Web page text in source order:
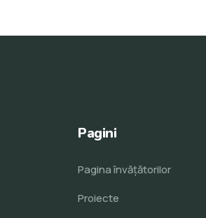
Pagini
Pagina învăţătorilor
Proiecte